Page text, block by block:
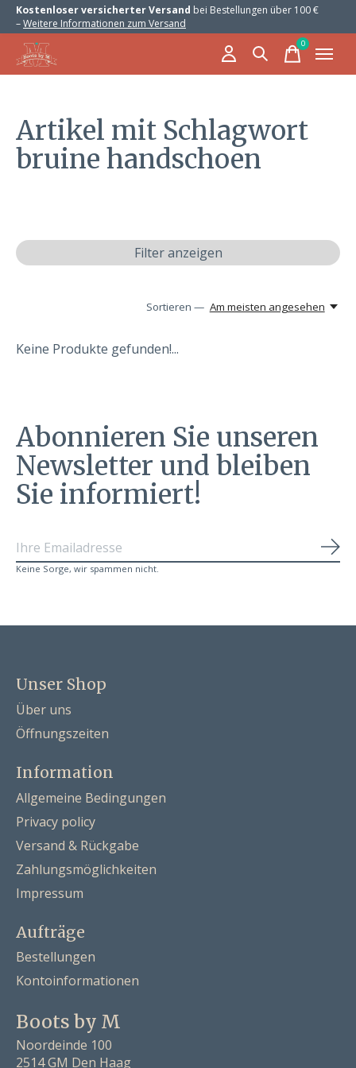
Kostenloser versicherter Versand bei Bestellungen über 100 €
–Weitere Informationen zum Versand
0items
Artikel mit Schlagwort
bruine handschoen
Filter anzeigen
Sortieren — Am meisten angesehen
Keine Produkte gefunden!...
Abonnieren Sie unseren
Newsletter und bleiben
Sie informiert!
Keine Sorge, wir spammen nicht.
Unser Shop
Über uns
Öffnungszeiten
Information
Allgemeine Bedingungen
Privacy policy
Versand & Rückgabe
Zahlungsmöglichkeiten
Impressum
Aufträge
Bestellungen
Kontoinformationen
Boots by M
Noordeinde 100
2514 GM Den Haag